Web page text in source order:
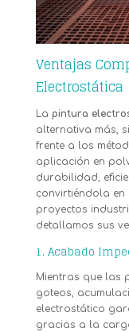
Ventajas
Electrostática
La pintura
alternativa más,
frente a los
aplicación en
durabilidad,
convirtiéndola en
proyectos
detallamos sus
1. Acabado
Mientras que las
goteos,
electrostático
gracias a la